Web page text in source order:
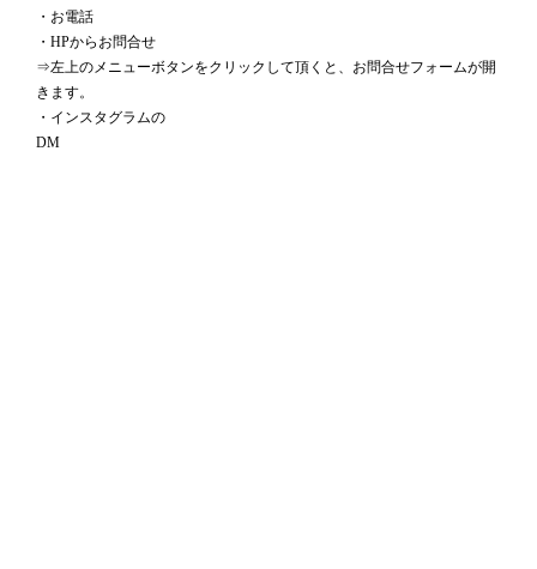
・お電話
・HPからお問合せ
⇒左上のメニューボタンをクリックして頂くと、お問合せフォームが開
きます。
・インスタグラムの
DM